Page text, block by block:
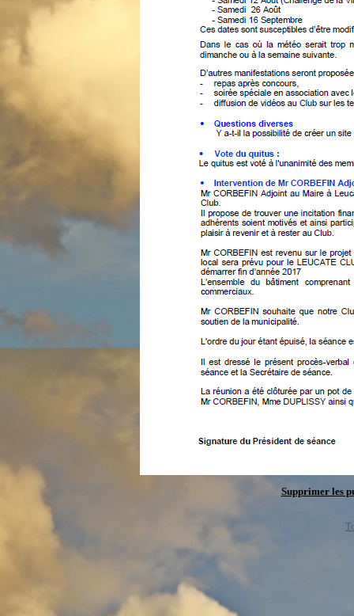
Supprimer les